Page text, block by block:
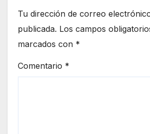
Tu dirección de correo
publicada. Los campos
marcados con *
Comentario *